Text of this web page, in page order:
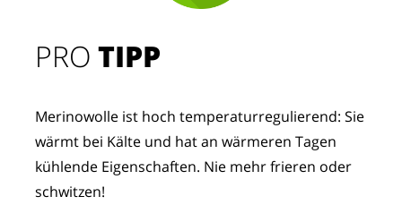
PROTIPP
Merinowolle ist hoch temperaturregulierend: Sie
wärmt bei Kälte und hat an wärmeren Tagen
kühlende Eigenschaften. Nie mehr frieren oder
schwitzen!